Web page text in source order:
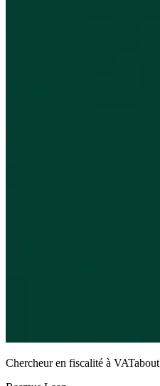
Chercheur en fiscalité à VATabout